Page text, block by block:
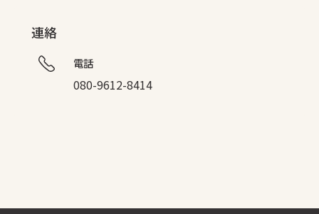
連絡
電話
080-9612-8414